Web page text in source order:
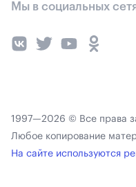
Мы в социальных
1997—2026 © Все права
Любое копирование
На сайте используются